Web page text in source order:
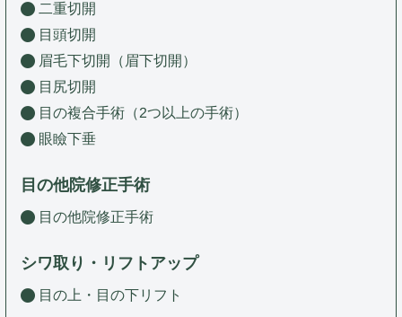
二重切開
目頭切開
眉毛下切開（眉下切開）
目尻切開
目の複合手術（2つ以上の手術）
眼瞼下垂
目の他院修正手術
目の他院修正手術
シワ取り・リフトアップ
目の上・目の下リフト